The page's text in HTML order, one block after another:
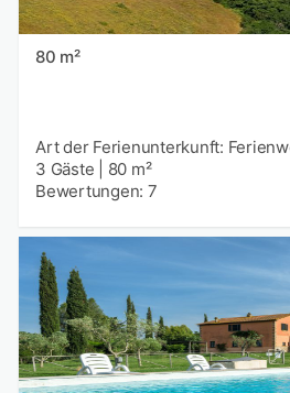
80 m²
Art der Ferienunterkunft:
3 Gäste
80 m²
Bewertungen: 7